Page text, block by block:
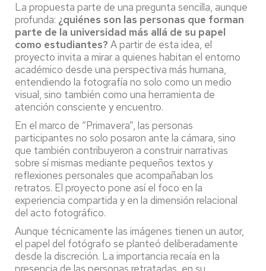
La propuesta parte de una pregunta sencilla, aunque
profunda: ¿quiénes son las personas que forman
parte de la universidad más allá de su papel
como estudiantes? A partir de esta idea, el
proyecto invita a mirar a quienes habitan el entorno
académico desde una perspectiva más humana,
entendiendo la fotografía no solo como un medio
visual, sino también como una herramienta de
atención consciente y encuentro.
En el marco de “Primavera”, las personas
participantes no solo posaron ante la cámara, sino
que también contribuyeron a construir narrativas
sobre sí mismas mediante pequeños textos y
reflexiones personales que acompañaban los
retratos. El proyecto pone así el foco en la
experiencia compartida y en la dimensión relacional
del acto fotográfico.
Aunque técnicamente las imágenes tienen un autor,
el papel del fotógrafo se planteó deliberadamente
desde la discreción. La importancia recaía en la